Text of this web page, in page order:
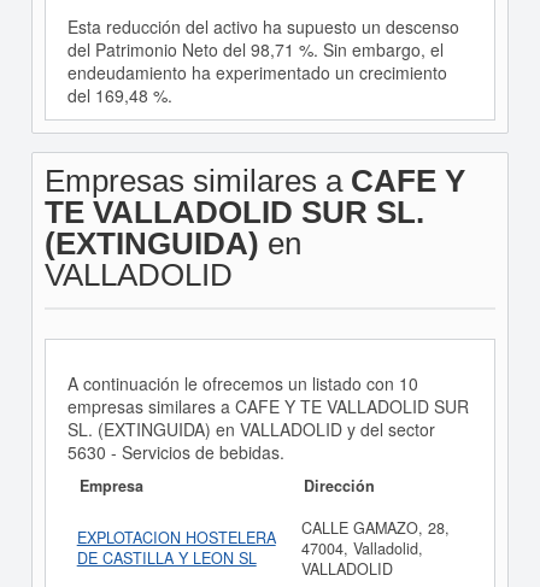
Esta reducción del activo ha supuesto un descenso
del Patrimonio Neto del 98,71 %. Sin embargo, el
endeudamiento ha experimentado un crecimiento
del 169,48 %.
Empresas similares a CAFE Y
TE VALLADOLID SUR SL.
(EXTINGUIDA) en
VALLADOLID
A continuación le ofrecemos un listado con 10
empresas similares a CAFE Y TE VALLADOLID SUR
SL. (EXTINGUIDA) en VALLADOLID y del sector
5630 - Servicios de bebidas.
Empresa Dirección
EXPLOTACION HOSTELERA
DE CASTILLA Y LEON SL
CALLE GAMAZO, 28,
47004, Valladolid,
VALLADOLID